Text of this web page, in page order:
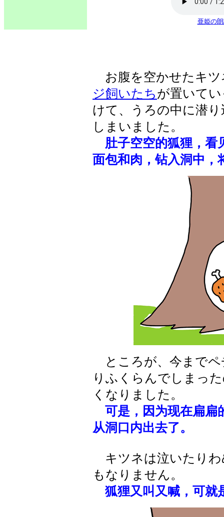
亜姫の
お腹を空かせたキツ
ジ飼いたちが置いて
けて、うろの中に潜
しまいました。
肚子空空的狐狸，看
面包和肉，钻入洞中，
ところが、今までペ
りふくらんでしまっ
くなりました。
可是，因为现在扁扁
从洞口内出去了。
キツネは泣いたりわ
もなりません。
狐狸又叫又喊，可就